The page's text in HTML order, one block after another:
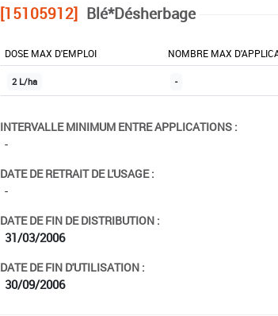
[15105912] Blé*Désherbage
DOSE MAX D'EMPLOI NOMBRE MAX
2 L/ha -
INTERVALLE MINIMUM ENTRE APPLICATIONS :
-
DATE DE RETRAIT DE L'USAGE :
-
DATE DE FIN DE DISTRIBUTION :
31/03/2006
DATE DE FIN D'UTILISATION :
30/09/2006